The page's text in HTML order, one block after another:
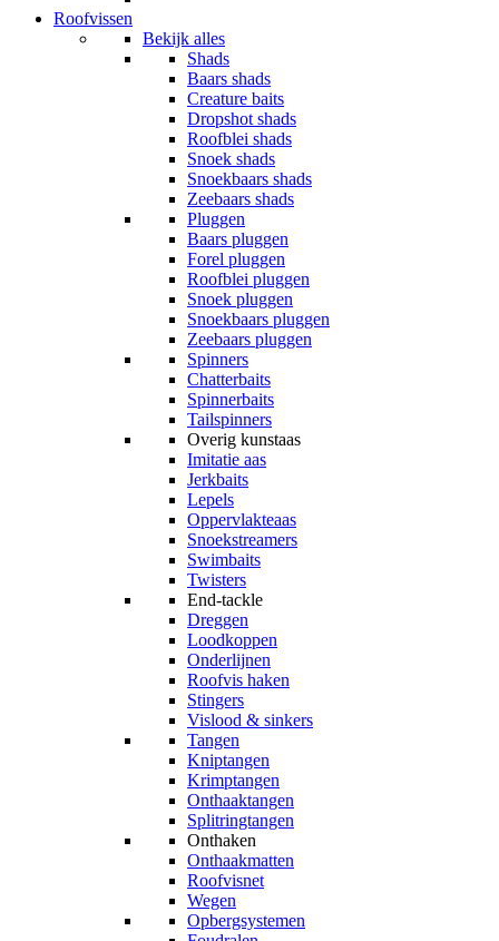
Roofvissen
Bekijk alles
Shads
Baars shads
Creature baits
Dropshot shads
Roofblei shads
Snoek shads
Snoekbaars shads
Zeebaars shads
Pluggen
Baars pluggen
Forel pluggen
Roofblei pluggen
Snoek pluggen
Snoekbaars pluggen
Zeebaars pluggen
Spinners
Chatterbaits
Spinnerbaits
Tailspinners
Overig kunstaas
Imitatie aas
Jerkbaits
Lepels
Oppervlakteaas
Snoekstreamers
Swimbaits
Twisters
End-tackle
Dreggen
Loodkoppen
Onderlijnen
Roofvis haken
Stingers
Vislood & sinkers
Tangen
Kniptangen
Krimptangen
Onthaaktangen
Splitringtangen
Onthaken
Onthaakmatten
Roofvisnet
Wegen
Opbergsystemen